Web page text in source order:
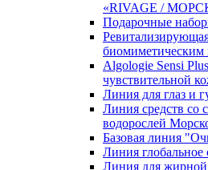
«RIVAGE /
Подарочные
биомиметическим
Algologie Sensi
чувcтвительной
Линия для глаз и
Линия средств со
водорослей
Базовая линия
Линия
Линия для